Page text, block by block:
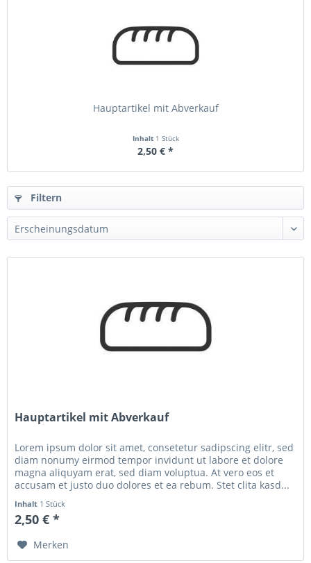
Hauptartikel mit Abverkauf
Inhalt 1 Stück
2,50 € *
Filtern
Hauptartikel mit Abverkauf
Lorem ipsum dolor sit amet, consetetur sadipscing elitr, sed
diam nonumy eirmod tempor invidunt ut labore et dolore
magna aliquyam erat, sed diam voluptua. At vero eos et
accusam et justo duo dolores et ea rebum. Stet clita kasd...
Inhalt 1 Stück
2,50 € *
Merken